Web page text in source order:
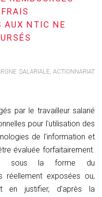
AUX NTIC NE
SALARIALE, ACTIONNARIAT
par le travailleur salarié
pour l'utilisation des
de l'information et
évaluée forfaitairement.
sous la forme du
réellement exposées ou,
en justifier, d'après la